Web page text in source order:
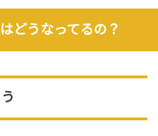
どうなってるの？